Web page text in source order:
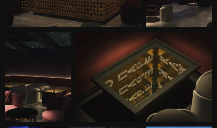
куда идти. Важным было сделать
интерьер ярким, барным, но при
этом минималистичным.
Основателям хотелось создать
теплую, камерную атмосферу, но
при этом сделать интерьер
стильным и современным.
Заведение располагается на
третьем этаже под скатной крышей